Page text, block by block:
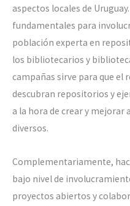
aspectos locales de
fundamentales para
población experta en
los bibliotecarios y
campañas sirve para que el
descubran repositorios y
a la hora de crear y mejorar
diversos.
Complementariamente,
bajo nivel de
proyectos abiertos y